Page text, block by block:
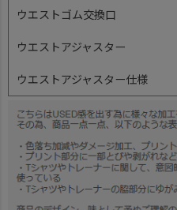
ウエストゴム交換口
ウエストアジャスター
ウエストアジャスター仕様